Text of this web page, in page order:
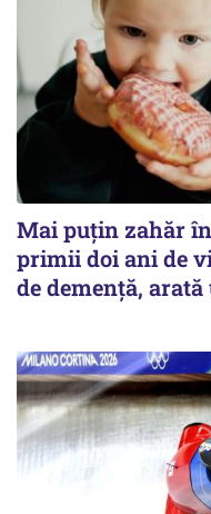
Mai puțin zahăr
primii doi ani de
de demență,